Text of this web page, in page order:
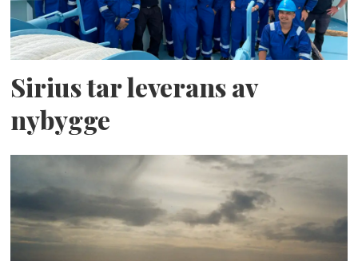
Sirius tar leverans av
nybygge